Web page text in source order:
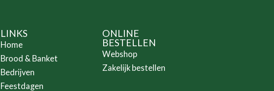
LINKS
Home
Brood & Banket
Bedrijven
Feestdagen
ONLINE
BESTELLEN
Webshop
Zakelijk bestellen